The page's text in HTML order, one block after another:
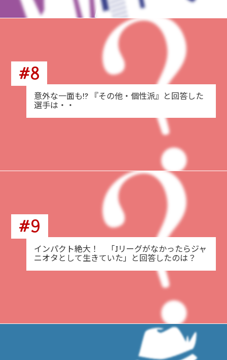
#8
意外な一面も!? 『その他・個性派』と回答した
選手は・・
#9
インパクト絶大！ 「Jリーグがなかったらジャ
ニオタとして生きていた」と回答したのは？